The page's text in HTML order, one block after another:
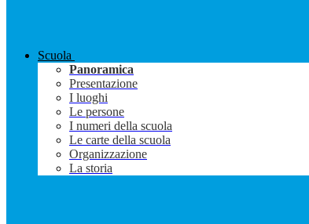
Scuola
Panoramica
Presentazione
I luoghi
Le persone
I numeri della scuola
Le carte della scuola
Organizzazione
La storia